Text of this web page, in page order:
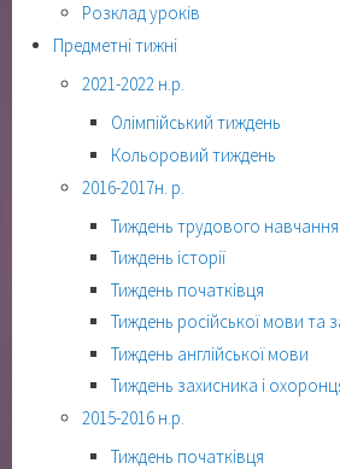
Розклад уроків
Предметні тижні
2021-2022 н.р.
Олімпійський тиждень
Кольоровий тиждень
2016-2017н. р.
Тиждень трудового навчання
Тиждень історії
Тиждень початківця
Тиждень російської мови та
Тиждень англійської мови
Тиждень захисника і
2015-2016 н.р.
Тиждень початківця